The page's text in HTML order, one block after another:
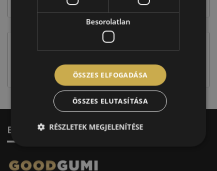
Figyelem a feltüntetett címke adatok tájékoztató
címkével ellátott abroncs kerül kiszállításra.
Elérhetőség
Besorolatlan
ÖSSZES ELFOGADÁSA
ÖSSZES ELUTASÍTÁSA
RÉSZLETEK MEGJELENÍTÉSE